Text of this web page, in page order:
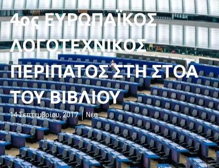
4ος ΕΥΡΩΠΑΪΚΟΣ
ΛΟΓΟΤΕΧΝΙΚΟΣ
ΠΕΡΙΠΑΤΟΣ ΣΤΗ ΣΤΟΑ
ΤΟΥ ΒΙΒΛΙΟΥ
14 Σεπτεμβρίου, 2017 Νέα